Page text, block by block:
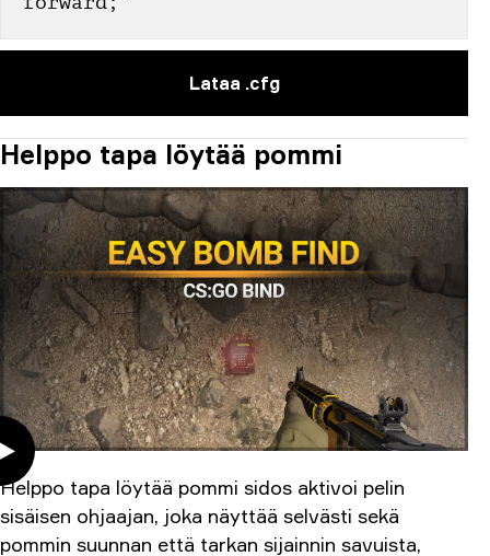
Lataa .cfg
Helppo tapa löytää pommi
Helppo tapa löytää pommi sidos aktivoi pelin
sisäisen ohjaajan, joka näyttää selvästi sekä
pommin suunnan että tarkan sijainnin savuista,